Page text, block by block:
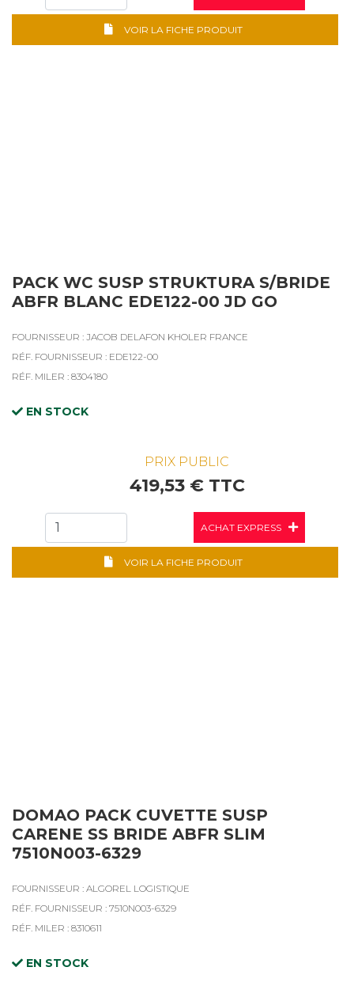
VOIR LA FICHE PRODUIT
PACK WC SUSP STRUKTURA S/BRIDE
ABFR BLANC EDE122-00 JD GO
FOURNISSEUR : JACOB DELAFON KHOLER FRANCE
RÉF. FOURNISSEUR : EDE122-00
RÉF. MILER : 8304180
EN STOCK
PRIX PUBLIC
419,53 € TTC
ACHAT EXPRESS
VOIR LA FICHE PRODUIT
DOMAO PACK CUVETTE SUSP
CARENE SS BRIDE ABFR SLIM
7510N003-6329
FOURNISSEUR : ALGOREL LOGISTIQUE
RÉF. FOURNISSEUR : 7510N003-6329
RÉF. MILER : 8310611
EN STOCK